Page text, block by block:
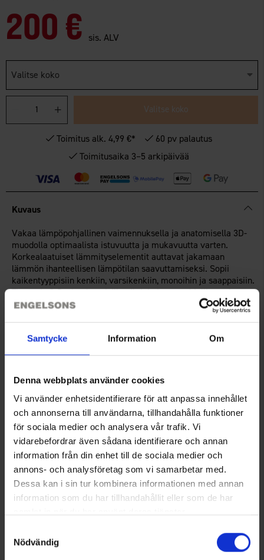
Samtycke Information Om
Denna webbplats använder cookies
Vi använder enhetsidentifierare för att anpassa innehållet
och annonserna till användarna, tillhandahålla funktioner
för sociala medier och analysera vår trafik. Vi
vidarebefordrar även sådana identifierare och annan
information från din enhet till de sociala medier och
annons- och analysföretag som vi samarbetar med.
Dessa kan i sin tur kombinera informationen med annan
information som du har tillhandahållit eller som de har
Nödvändig
200 € sis. ALV
Valitse koko
Valitse koko
Toimitus alk. 4,99 €*
60 pv palautus
Toimitusaika 3–5 arkipäivää
Kuvaus
Vakaa lämpöpohjallinen vaimennuksella ja anatomisella 3D-
muodolla optimaalista istuvuutta ja mukavuutta varten.
Korkealaatuiset lämmityselementit auttavat jakamaan
lämmön ihanteellisen lämpötilan saavuttamiseksi. Sopii
kaikentyyppisiin kenkiin, varsikenkiin, monoihin ja saappaisiin.
Therm-ic C-Pack -akut sisältyvät jokaiseen pohjalliseen ja
tarjoavat jopa 13 tuntia lämpöä. Hallitse kaikkia asetuksia
älypuhelimellasi BLUETOOTH®:n ja Thermic Heat Control Appin
Katso video Therm-ic lämpöpohjallisesta »
Käyttöohje
Tekniset tiedot
Arvostelut
Saatat myös tarvita